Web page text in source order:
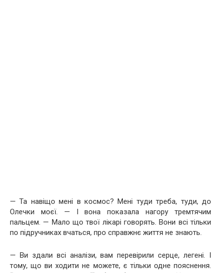
— Та навіщо мені в космос? Мені туди треба, туди, до
Олечки моєї. — І вона показала нагору тремтячим
пальцем. — Мало що твої лікарі говорять. Вони всі тільки
по підручниках вчаться, про справжнє життя не знають.
— Ви здали всі аналізи, вам перевірили серце, легені. І
тому, що ви ходити не можете, є тільки одне пояснення.